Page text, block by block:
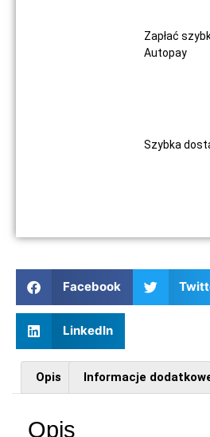
Facebook
LinkedIn
Zapłać
Autopay
Szybka
Opis Informacje
Opis